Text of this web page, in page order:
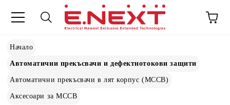
Начало
Автоматични прекъсвачи и дефектнотокови защити
Автоматични прекъсвачи в лят корпус (MCCB)
Аксесоари за MCCB